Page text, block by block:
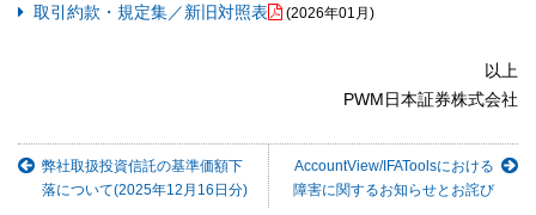
取引約款・規定集／新旧対照表
(2026年01月)
以上
PWM日本証券株式会社
弊社取扱投資信託の基準価額下
落について(2025年12月16日分)
AccountView/IFAToolsにおける
障害に関するお知らせとお詫び